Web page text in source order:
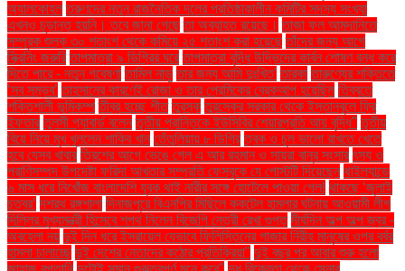
অ্যালকোহল তরুণদের নতুন রাজনৈতিক দলের প্রতিষ্ঠাকালীন কমিটির সদস্য সংখ্যা
এখনও চূড়ান্ত হয়নি। তবে জানা গেছে তা অব্যাহত রয়েছে। তাজা ফল আমদানিতে
সম্পূরক শুল্ক ৩০ শতাংশ থেকে কমিয়ে ২৫ শতাংশ করা হয়েছে তাঁদের জন্য আগে
স্ক্রিনিং জরুরি তাপমাত্রা ৯ ডিগ্রির ঘরে তাপমাত্রা বৃদ্ধি উদ্ভিদের কার্বন শোষণ বন্ধ করে
দিতে পারে - নতুন গবেষণা তামিল নাড়ু তার জন্য আমি দুঃখিত' তারকা তারুণ্যের শক্তিতে
‘সব সম্ভব’ তাহসানের কারণেই রোজা ও তার প্রেমিকের ব্রেকআপ হয়েছিল তিব্বতে
শক্তিশালী ভূমিকম্প তীব্র হচ্ছে শীত তুরস্ক তুরস্কের সরকার থেকে ইস্তানবুলে ফ্রি
ইফতার তুলসী গ্যাবার্ড বলেন তৃতীয় প্রান্তিকে ইউসিবির শেয়ারপ্রতি আয় বৃদ্ধি" তৃতীয়
বিয়ে নিয়ে মুখ খুললেন শাকিব খান তেঁতুলিয়ায় ৮ ডিগ্রি ত্বক ও চুল ভালো রাখতে খেতে
হবে যেসব খাবার ত্রিশের আগে ভেঙে গেল এ আর রহমান ও সায়রা বানুর সংসার ৎস্য ও
প্রাণিসম্পদ উপদেষ্টা ফরিদা আখতার সম্প্রতি ফেসবুকে যে পোস্টটি দিয়েছেন থাইল্যান্ডে
৬ মাস ধরে নিখোঁজ বাংলাদেশি যুবক থাই নারীর সঙ্গে হোটেলে পাওয়া গেল! থাকছে ‘জুলাই
চত্বর’ দশরথ রঙ্গশালা দিনাজপুরে বিএনপির মিছিলে ককটেল হামলার ঘটনায় আওয়ামী লীগ
দিল্লির মুখ্যমন্ত্রী হিসেবে শপথ নিলেন বিজেপি নেত্রী রেখা গুপ্ত দীর্ঘদিন অল্প অল্প জ্বর -
অবহেলা নয় দুই দিন ধরে ইসরায়েল যেভাবে ফিলিস্তিনের গাজার নিরীহ মানুষের ওপর বর্বর
হামলা চালাচ্ছে দুই দেশের নেতাদের কঠোর প্রতিক্রিয়া" দুই বছর পর আবার শুরু হলো